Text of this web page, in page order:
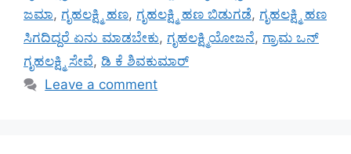
ಜಮಾ, ಗೃಹಲಕ್ಷ್ಮಿ ಹಣ, ಗೃಹಲಕ್ಷ್ಮಿ ಹಣ ಬಿಡುಗಡೆ, ಗೃಹಲಕ್ಷ್ಮಿ ಹಣ
ಸಿಗದಿದ್ದರೆ ಏನು ಮಾಡಬೇಕು, ಗೃಹಲಕ್ಷ್ಮಿಯೋಜನೆ, ಗ್ರಾಮ ಒನ್
ಗೃಹಲಕ್ಷ್ಮಿ ಸೇವೆ, ಡಿ ಕೆ ಶಿವಕುಮಾರ್
Leave a comment